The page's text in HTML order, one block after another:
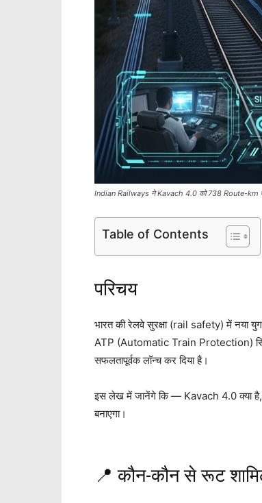
Indian Railways ने Kavach 4.0 को 738 Route-km
Table of Contents
परिचय
भारत की रेलवे सुरक्षा (rail safety) में नया
ATP (Automatic Train Protection)
सफलतापूर्वक लॉन्च कर दिया है।
इस लेख में जानेंगे कि — Kavach 4.0 क्या है,
बनाएगा।
📍 कौन-कौन से रूट